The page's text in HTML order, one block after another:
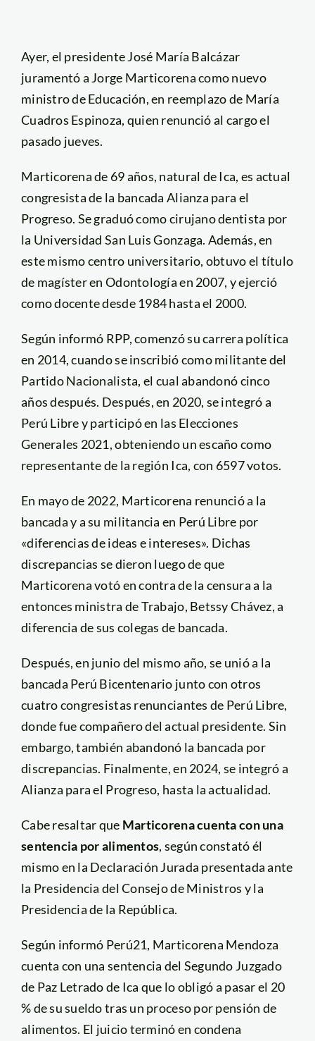
Ayer, el presidente José María Balcázar
juramentó a Jorge Marticorena como nuevo
ministro de Educación, en reemplazo de María
Cuadros Espinoza, quien renunció al cargo el
pasado jueves.
Marticorena de 69 años, natural de Ica, es actual
congresista de la bancada Alianza para el
Progreso. Se graduó como cirujano dentista por
la Universidad San Luis Gonzaga. Además, en
este mismo centro universitario, obtuvo el título
de magíster en Odontología en 2007, y ejerció
como docente desde 1984 hasta el 2000.
Según informó RPP, comenzó su carrera política
en 2014, cuando se inscribió como militante del
Partido Nacionalista, el cual abandonó cinco
años después. Después, en 2020, se integró a
Perú Libre y participó en las Elecciones
Generales 2021, obteniendo un escaño como
representante de la región Ica, con 6597 votos.
En mayo de 2022, Marticorena renunció a la
bancada y a su militancia en Perú Libre por
«diferencias de ideas e intereses». Dichas
discrepancias se dieron luego de que
Marticorena votó en contra de la censura a la
entonces ministra de Trabajo, Betssy Chávez, a
diferencia de sus colegas de bancada.
Después, en junio del mismo año, se unió a la
bancada Perú Bicentenario junto con otros
cuatro congresistas renunciantes de Perú Libre,
donde fue compañero del actual presidente. Sin
embargo, también abandonó la bancada por
discrepancias. Finalmente, en 2024, se integró a
Alianza para el Progreso, hasta la actualidad.
Cabe resaltar que Marticorena cuenta con una
sentencia por alimentos, según constató él
mismo en la Declaración Jurada presentada ante
la Presidencia del Consejo de Ministros y la
Presidencia de la República.
Según informó Perú21, Marticorena Mendoza
cuenta con una sentencia del Segundo Juzgado
de Paz Letrado de Ica que lo obligó a pasar el 20
% de su sueldo tras un proceso por pensión de
alimentos. El juicio terminó en condena